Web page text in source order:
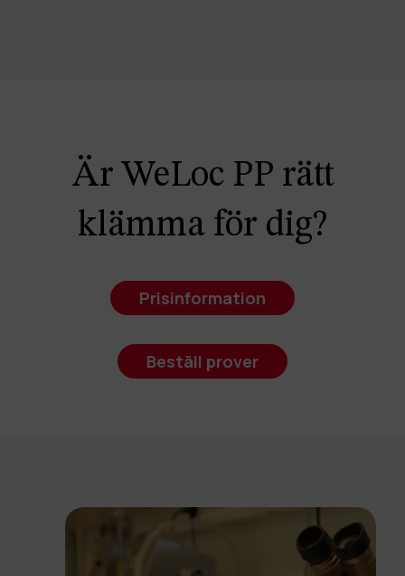
Är WeLoc PP rätt
klämma för dig?
Prisinformation
Beställ prover